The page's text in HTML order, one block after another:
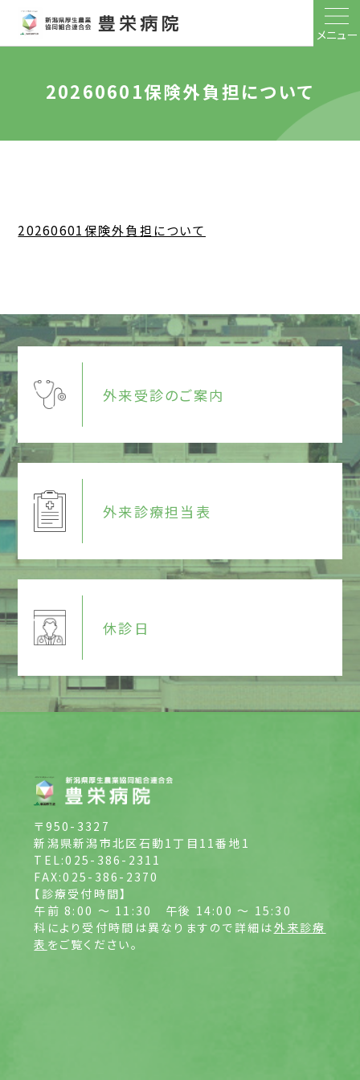
メニュー
20260601保険外負担について
20260601保険外負担について
外来受診のご案内
外来診療担当表
休診日
〒950-3327
新潟県新潟市北区石動1丁目11番地1
TEL:025-386-2311
FAX:025-386-2370
【診療受付時間】
午前 8:00 ～ 11:30 午後 14:00 ～ 15:30
科により受付時間は異なりますので詳細は外来診療
表 をご覧ください。